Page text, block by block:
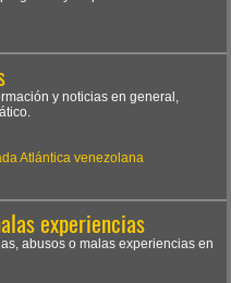
y noticias en general,
Atlántica venezolana
experiencias
abusos o malas experiencias en